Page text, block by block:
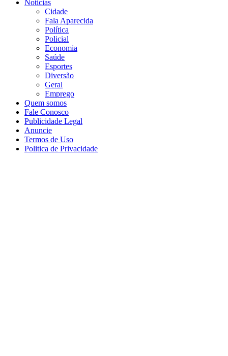
Notícias
Cidade
Fala Aparecida
Política
Policial
Economia
Saúde
Esportes
Diversão
Geral
Emprego
Quem somos
Fale Conosco
Publicidade Legal
Anuncie
Termos de Uso
Politica de Privacidade